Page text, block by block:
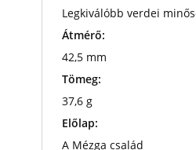
Legkiválóbb verdei
Átmérő:
42,5 mm
Tömeg:
37,6 g
Előlap:
A Mézga család